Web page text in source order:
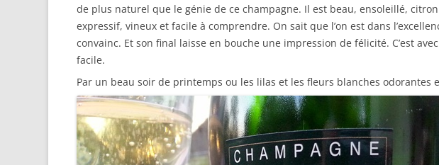
de plus naturel que le génie de ce champagne. Il est beau, ensoleillé,
expressif, vineux et facile à comprendre. On sait que l’on est dans
convainc. Et son final laisse en bouche une impression de félicité. C’est
facile.
Par un beau soir de printemps ou les lilas et les fleurs blanches odorantes